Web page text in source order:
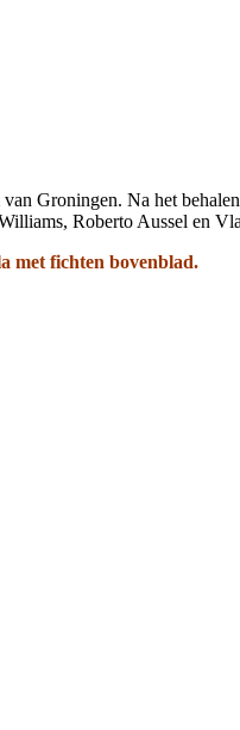
Groningen. Na het
Roberto Aussel en
met fichten bovenblad.